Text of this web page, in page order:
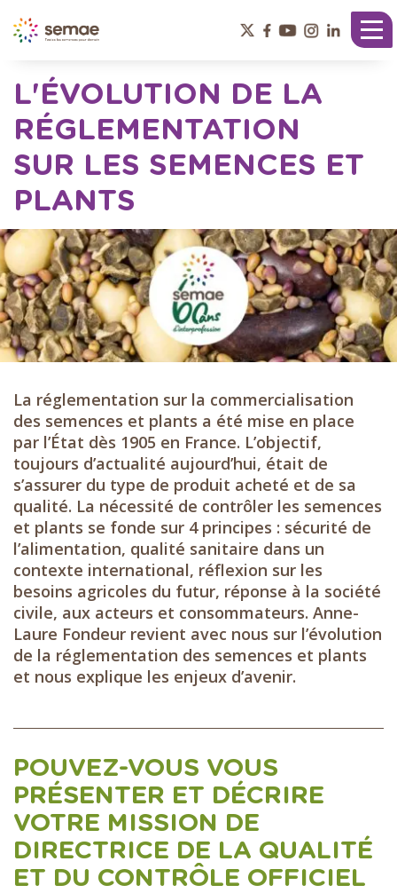
L'ÉVOLUTION DE LA
RÉGLEMENTATION
SUR LES SEMENCES ET
PLANTS
La réglementation sur la commercialisation
des semences et plants a été mise en place
par l’État dès 1905 en France. L’objectif,
toujours d’actualité aujourd’hui, était de
s’assurer du type de produit acheté et de sa
qualité. La nécessité de contrôler les semences
et plants se fonde sur 4 principes : sécurité de
l’alimentation, qualité sanitaire dans un
contexte international, réflexion sur les
besoins agricoles du futur, réponse à la société
civile, aux acteurs et consommateurs. Anne-
Laure Fondeur revient avec nous sur l’évolution
de la réglementation des semences et plants
et nous explique les enjeux d’avenir.
POUVEZ-VOUS VOUS
PRÉSENTER ET DÉCRIRE
VOTRE MISSION DE
DIRECTRICE DE LA QUALITÉ
ET DU CONTRÔLE OFFICIEL